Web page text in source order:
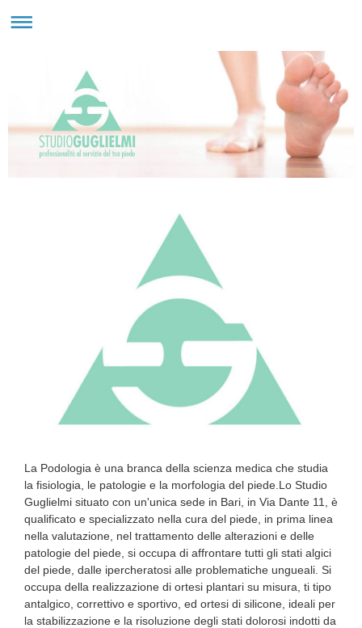
La Podologia è una branca della scienza medica che studia
la fisiologia, le patologie e la morfologia del piede.Lo Studio
Guglielmi situato con un'unica sede in Bari, in Via Dante 11, è
qualificato e specializzato nella cura del piede, in prima linea
nella valutazione, nel trattamento delle alterazioni e delle
patologie del piede, si occupa di affrontare tutti gli stati algici
del piede, dalle ipercheratosi alle problematiche ungueali. Si
occupa della realizzazione di ortesi plantari su misura, ti tipo
antalgico, correttivo e sportivo, ed ortesi di silicone, ideali per
la stabilizzazione e la risoluzione degli stati dolorosi indotti da